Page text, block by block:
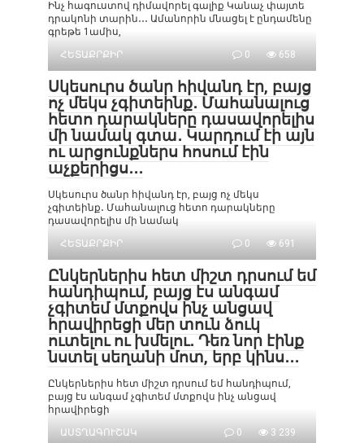
Ինչ հագուստով դիմավորել գալիք Կանաչ փայտե
դրակոնի տարին․․․ Ամանորին մնացել է ընդամենը
գրեթե 1ամիս,
ՀԵՏԱՔՐՔԻՐ
0 658
Սկեսուրս ծանր հիվանդ էր, բայց
ոչ մեկս չգիտեինք․ Մահանալուց
հետո դարակները դասավորելիս
մի նամակ գտա․ Կարդում էի այն
ու արցունքներս հոսում էին
աչքերիցս․․․
Սկեսուրս ծանր հիվանդ էր, բայց ոչ մեկս
չգիտեինք․ Մահանալուց հետո դարակները
դասավորելիս մի նամակ
ՀԵՏԱՔՐՔԻՐ
0 691
Ընկերներիս հետ միշտ դրսում եմ
հանդիպում, բայց էս անգամ
չգիտեմ մտքովս ինչ անցավ
հրավիրեցի մեր տուն ձուկ
ուտելու ու խմելու․ Դեռ նոր էինք
նստել սեղանի մոտ, երբ կինս․․․
Ընկերներիս հետ միշտ դրսում եմ հանդիպում,
բայց էս անգամ չգիտեմ մտքովս ինչ անցավ
հրավիրեցի
ԱՍՏՂԱԳՈՒՇԱԿ
0 3 239